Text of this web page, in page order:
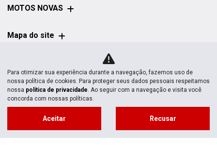
MOTOS NOVAS
Mapa do site
PRIVACIDADE
Para otimizar sua experiência durante a navegação, fazemos uso de
nossa política de cookies. Para proteger seus dados pessoais respeitamos
nossa política de privacidade. Ao seguir com a navegação e visita você
concorda com nossas políticas.
Aceitar Recusar